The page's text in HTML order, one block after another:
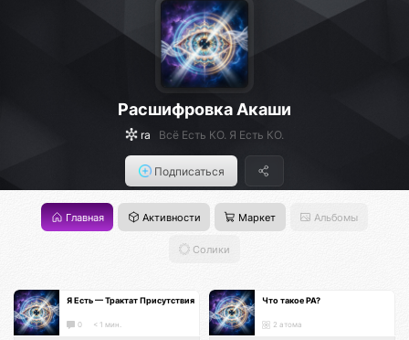
Расшифровка Акаши
ra Всё Есть КО. Я Есть КО.
Подписаться
Главная Активности Маркет Альбомы
Солики
Я Есть — Трактат Присутствия
0 < 1 мин.
Что такое РА?
2 атома